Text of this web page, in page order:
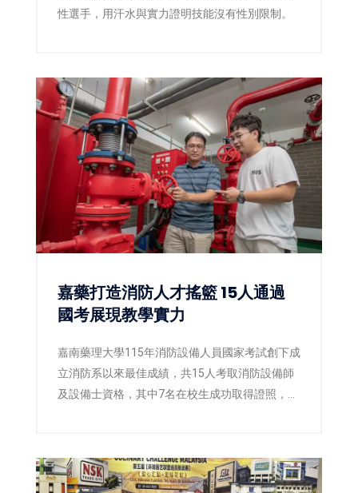
性選手，用汗水與實力證明技能沒有性別限制。
嘉藥打造消防人才搖籃 15人通過
國考展現教學實力
嘉南藥理大學115年消防設備人員國家考試創下成
立消防系以來最佳成績，共15人考取消防設備師
及設備士資格，其中7名在校生成功取得證照，展